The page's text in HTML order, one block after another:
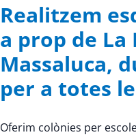
Realitzem
a prop de La
Massaluca,
per a totes
Oferim colònies per